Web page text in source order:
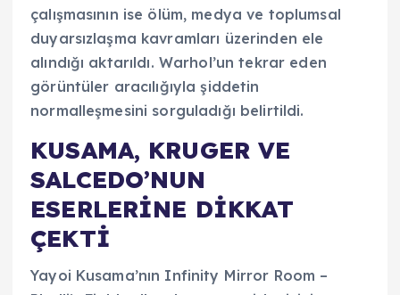
çalışmasının ise ölüm, medya ve toplumsal
duyarsızlaşma kavramları üzerinden ele
alındığı aktarıldı. Warhol’un tekrar eden
görüntüler aracılığıyla şiddetin
normalleşmesini sorguladığı belirtildi.
KUSAMA, KRUGER VE
SALCEDO’NUN
ESERLERİNE DİKKAT
ÇEKTİ
Yayoi Kusama’nın Infinity Mirror Room –